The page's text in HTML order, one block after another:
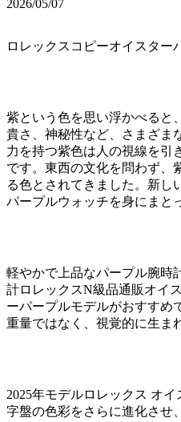
2026/05/07
ロレックスコピーオイスター
紫という色を思い浮かべると
貴さ、神秘性など、さまざま
力を持つ紫色は人の視線を引
です。東西の文化を問わず、
る色とされてきました。新し
パープルウォッチを身にまと
軽やかで上品なパープル腕時
計ロレックスN級品通販オイ
ーパープルモデルがおすすめ
重量ではなく、視覚的に生ま
2025年モデルロレックス オ
字盤の色彩をさらに進化させ